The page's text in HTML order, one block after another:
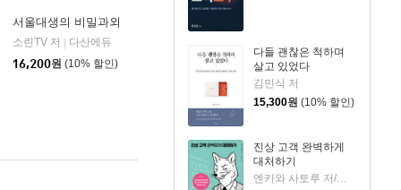
다들 괜찮은 척하며
살고 있었다
김민식 저
15,300원 (10% 할인)
진상 고객 완벽하게
대처하기
엔카와 사토루 저/이주 역
서울대생의 비밀과외
소린TV 저
다산에듀
16,200원 (10% 할인)